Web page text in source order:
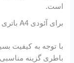
است.
برای آئودی A4 باتری
با توجه به کیفیت
باطری گزینه